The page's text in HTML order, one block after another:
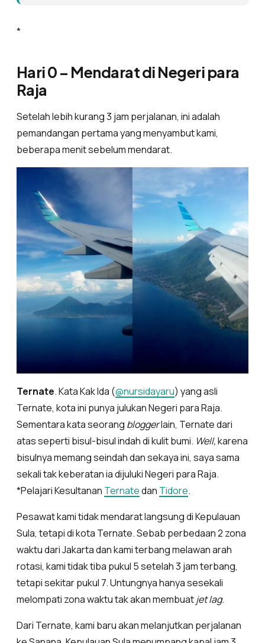
*
Hari 0 – Mendarat di Negeri para
Raja
Setelah lebih kurang 3 jam perjalanan, ini adalah
pemandangan pertama yang menyambut kami,
beberapa menit sebelum mendarat.
Ternate. Kata Kak Ida (@nursidayaru) yang asli
Ternate, kota ini punya julukan Negeri para Raja.
Sementara kata seorang bloggerlain, Ternate dari
atas seperti bisul-bisul indah di kulit bumi. Well,karena
bisulnya memang seindah dan sekaya ini, saya sama
sekali tak keberatan ia dijuluki Negeri para Raja.
*Pelajari Kesultanan Ternatedan Tidore.
Pesawat kami tidak mendarat langsung di Kepulauan
Sula, tetapi di kota Ternate. Sebab perbedaan 2 zona
waktu dari Jakarta dan kami terbang melawan arah
rotasi, kami tidak tiba pukul 5 setelah 3 jam terbang,
tetapi sekitar pukul 7. Untungnya hanya sesekali
melompati zona waktu tak akan membuatjet lag.
Dari Ternate, kami baru akan melanjutkan perjalanan